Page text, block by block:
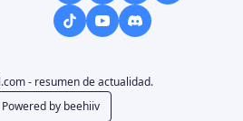
- resumen de actualidad.
Powered by beehiiv